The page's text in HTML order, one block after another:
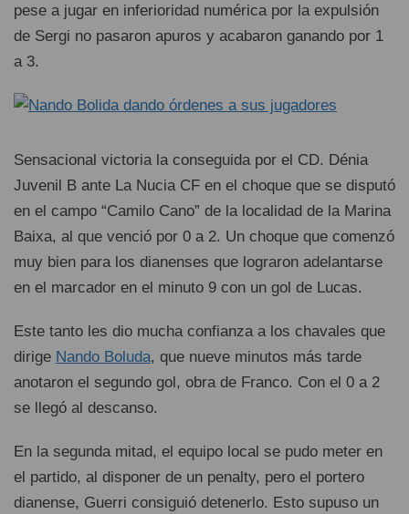
pese a jugar en inferioridad numérica por la expulsión
de Sergi no pasaron apuros y acabaron ganando por 1
a 3.
Sensacional victoria la conseguida por el CD. Dénia
Juvenil B ante La Nucia CF en el choque que se disputó
en el campo “Camilo Cano” de la localidad de la Marina
Baixa, al que venció por 0 a 2. Un choque que comenzó
muy bien para los dianenses que lograron adelantarse
en el marcador en el minuto 9 con un gol de Lucas.
Este tanto les dio mucha confianza a los chavales que
dirige Nando Boluda, que nueve minutos más tarde
anotaron el segundo gol, obra de Franco. Con el 0 a 2
se llegó al descanso.
En la segunda mitad, el equipo local se pudo meter en
el partido, al disponer de un penalty, pero el portero
dianense, Guerri consiguió detenerlo. Esto supuso un